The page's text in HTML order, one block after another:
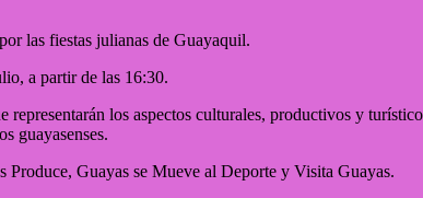
las fiestas julianas de Guayaquil.
a partir de las 16:30.
los aspectos culturales, productivos y
guayasenses.
Produce, Guayas se Mueve al Deporte y Visita Guayas.